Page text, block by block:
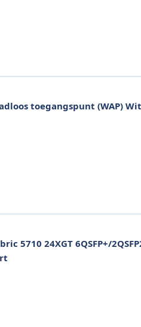
toegangspunt (WAP)
5710 24XGT 6QSFP+/